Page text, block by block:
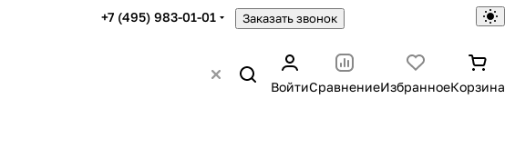
+7 (495) 983-01-01 Заказать звонок
ВойтиСравнениеИзбранноеКорзина